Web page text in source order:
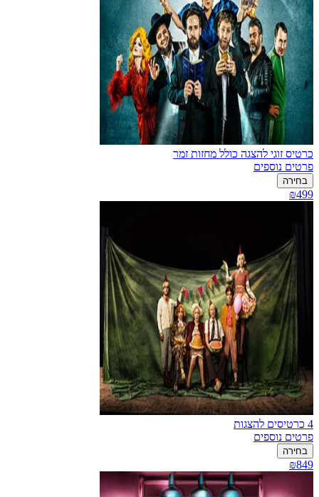
כרטיס זוגי להצגה כולל מחזות זמר
פרטים נוספים
בחירה
₪499
4 כרטיסים להצגות
פרטים נוספים
בחירה
₪849